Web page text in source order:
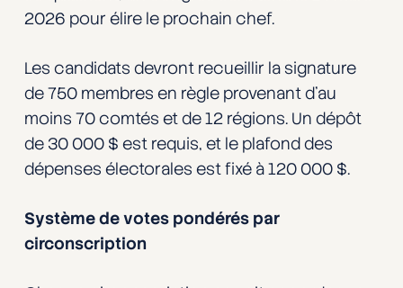
2026 pour élire le prochain chef.
Les candidats devront recueillir la signature
de 750 membres en règle provenant d’au
moins 70 comtés et de 12 régions. Un dépôt
de 30 000 $ est requis, et le plafond des
dépenses électorales est fixé à 120 000 $.
Système de votes pondérés par
circonscription